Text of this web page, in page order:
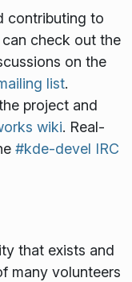
contributing to
check out the
on the
list.
project and
wiki. Real-
#kde-devel IRC
that exists and
many volunteers